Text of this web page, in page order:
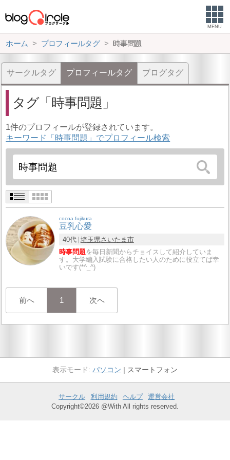
MENU
ホーム プロフィールタグ 時事問題
サークルタグ プロフィールタグ ブログタグ
タグ 時事問題
1件のプロフィールが登録されています。
キーワード「時事問題」でプロフィール検索
cocoa.fujikura
豆乳心愛
40代 埼玉県さいたま市
時事問題を毎日新聞からチョイスして紹介していま
す。大学編入試験に合格したい人のために役立てば幸
いです(*^_^)
前へ 1 次へ
パソコン スマートフォン
サークル 利用規約 ヘルプ
運営会社
Copyright©2026 @With All rights reserved.